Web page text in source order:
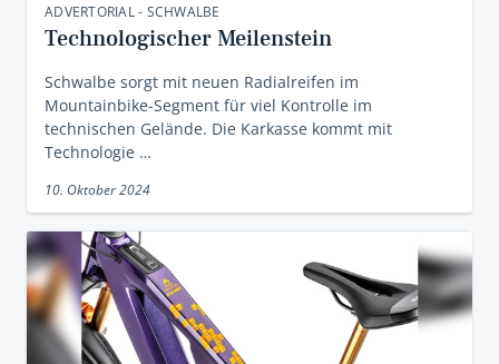
ADVERTORIAL - SCHWALBE
Technologischer Meilenstein
Schwalbe sorgt mit neuen Radialreifen im
Mountainbike-Segment für viel Kontrolle im
technischen Gelände. Die Karkasse kommt mit
Technologie …
10. Oktober 2024